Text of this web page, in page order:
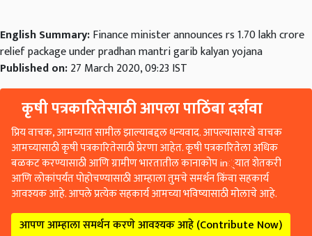
English Summary:Finance minister announces rs 1.70 lakh crore
relief package under pradhan mantri garib kalyan yojana
Published on:27 March 2020, 09:23 IST
कृषी पत्रकारितेसाठी आपला पाठिंबा दर्शवा
प्रिय वाचक, आमच्यात सामील झाल्याबद्दल धन्यवाद. आपल्यासारखे वाचक
आमच्यासाठी कृषी पत्रकारितेसाठी प्रेरणा आहेत. कृषी पत्रकारितेला अधिक
बळकट करण्यासाठी आणि ग्रामीण भारतातील कानाकोप in्यात शेतकरी
आणि लोकांपर्यंत पोहोचण्यासाठी आम्हाला तुमचे समर्थन किंवा सहकार्य
आवश्यक आहे. आपले प्रत्येक सहकार्य आमच्या भविष्यासाठी मोलाचे आहे.
आपण आम्हाला समर्थन करणे आवश्यक आहे (Contribute Now)